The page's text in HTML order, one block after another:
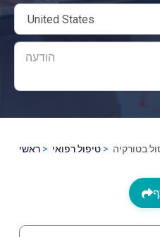
ראשי טיפול רפואי בטורקיה